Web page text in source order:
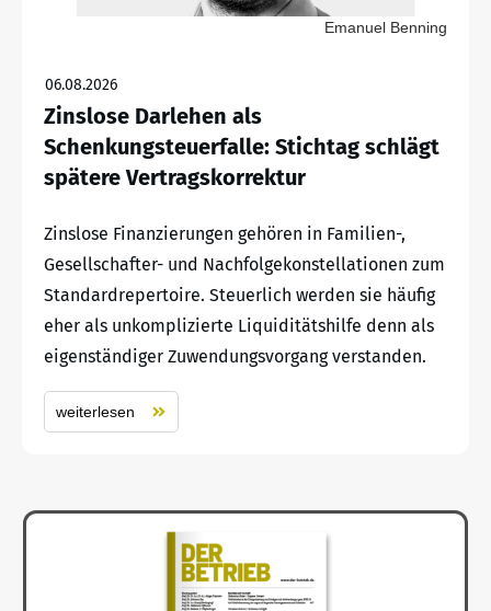
Emanuel Benning
06.08.2026
Zinslose Darlehen als
Schenkungsteuerfalle: Stichtag schlägt
spätere Vertragskorrektur
Zinslose Finanzierungen gehören in Familien-,
Gesellschafter- und Nachfolgekonstellationen zum
Standardrepertoire. Steuerlich werden sie häufig
eher als unkomplizierte Liquiditätshilfe denn als
eigenständiger Zuwendungsvorgang verstanden.
weiterlesen